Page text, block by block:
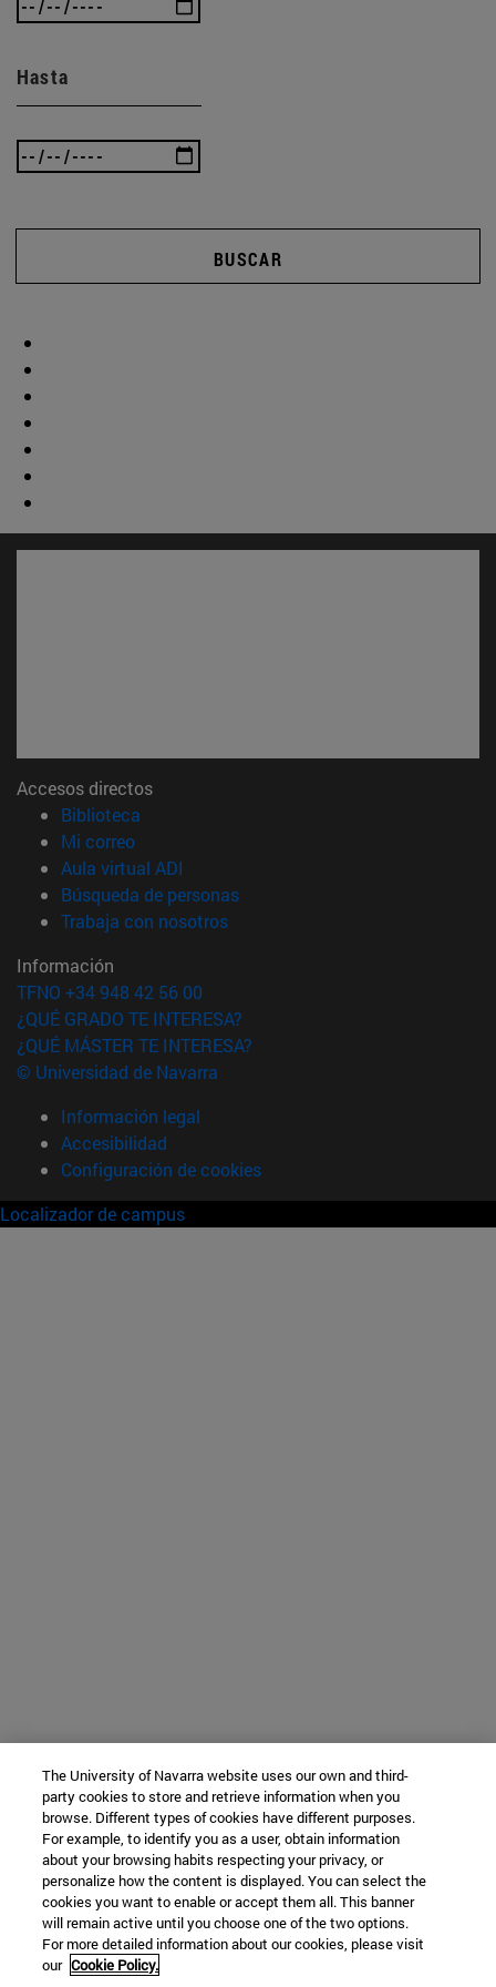
Hasta
BUSCAR
Accesos directos
Biblioteca
Mi correo(abre en nueva ventana)
Aula virtual ADI
Búsqueda de personas(abre en nueva ventana)
Trabaja con nosotros(abre en nueva ventana)
Información
TFNO +34 948 42 56 00
¿QUÉ GRADO TE INTERESA?
¿QUÉ MÁSTER TE INTERESA?
© Universidad de Navarra
Información legal
Accesibilidad
Configuración de cookies
Localizador de campus
The University of Navarra website uses our own and third-
party cookies to store and retrieve information when you
browse. Different types of cookies have different purposes.
For example, to identify you as a user, obtain information
about your browsing habits respecting your privacy, or
personalize how the content is displayed. You can select the
cookies you want to enable or accept them all. This banner
will remain active until you choose one of the two options.
For more detailed information about our cookies, please visit
our Cookie Policy.